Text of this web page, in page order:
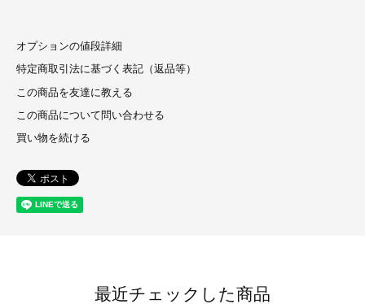
オプションの値段詳細
特定商取引法に基づく表記（返品等）
この商品を友達に教える
この商品について問い合わせる
買い物を続ける
最近チェックした商品